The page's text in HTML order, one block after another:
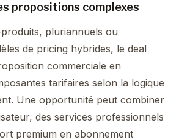
propositions complexes
pluriannuels ou
de pricing hybrides, le deal
commerciale en
tarifaires selon la logique
Une opportunité peut combiner
des services professionnels
premium en abonnement